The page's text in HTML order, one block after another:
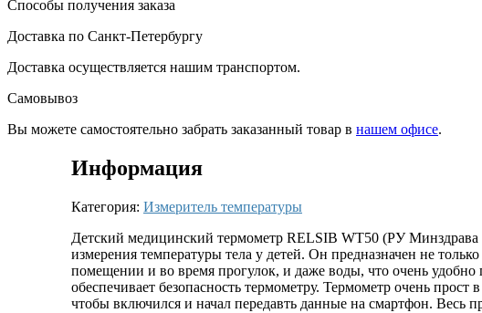
Способы получения заказа
Доставка по Санкт-Петербургу
Доставка осуществляется нашим транспортом.
Самовывоз
Вы можете самостоятельно забрать заказанный товар в нашем офисе.
Информация
Категория: Измеритель температуры
Детский медицинский термометр RELSIB WT50 (РУ
измерения температуры тела у детей. Он предназначен не
помещении и во время прогулок, и даже воды, что очень удобно
обеспечивает безопасность термометру. Термометр очень
чтобы включился и начал передавть данные на смартфон. Весь